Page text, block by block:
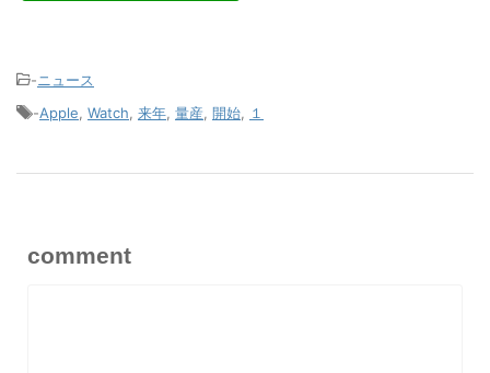
-ニュース
-Apple Watch 来年 量産 開始 １
comment